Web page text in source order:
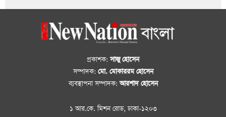
প্রকাশক:সাজু হোসেন
সম্পাদক: মো. মোকাররম হোসেন
ব্যবস্থাপনা সম্পাদক:আরশাদ হোসেন
১ আর.কে. মিশন রোড, ঢাকা-১২০৩